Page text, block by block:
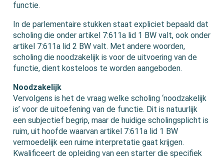
functie.
In de parlementaire stukken staat expliciet bepaald dat
scholing die onder artikel 7:611a lid 1 BW valt, ook onder
artikel 7:611a lid 2 BW valt. Met andere woorden,
scholing die noodzakelijk is voor de uitvoering van de
functie, dient kosteloos te worden aangeboden.
Noodzakelijk
Vervolgens is het de vraag welke scholing ‘noodzakelijk
is’ voor de uitoefening van de functie. Dit is natuurlijk
een subjectief begrip, maar de huidige scholingsplicht is
ruim, uit hoofde waarvan artikel 7:611a lid 1 BW
vermoedelijk een ruime interpretatie gaat krijgen.
Kwalificeert de opleiding van een starter die specifiek